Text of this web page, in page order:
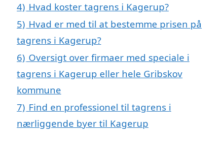
4) Hvad koster tagrens i Kagerup?
5) Hvad er med til at bestemme prisen på
tagrens i Kagerup?
6) Oversigt over firmaer med speciale i
tagrens i Kagerup eller hele Gribskov
kommune
7) Find en professionel til tagrens i
nærliggende byer til Kagerup